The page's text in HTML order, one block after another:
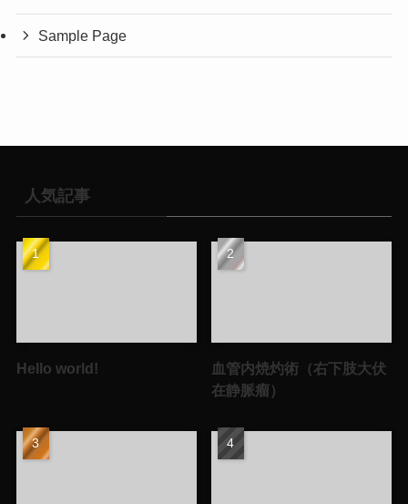
Sample Page
人気記事
Hello world!
血管内焼灼術（右下肢大伏
在静脈瘤）